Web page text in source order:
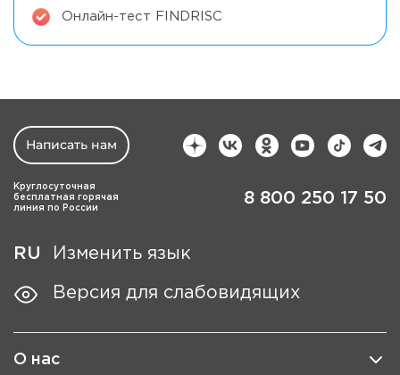
Онлайн-тест FINDRISC
Написать нам
Круглосуточная
бесплатная горячая
линия по России
8 800 250 17 50
RU Изменить язык
Версия для слабовидящих
О нас